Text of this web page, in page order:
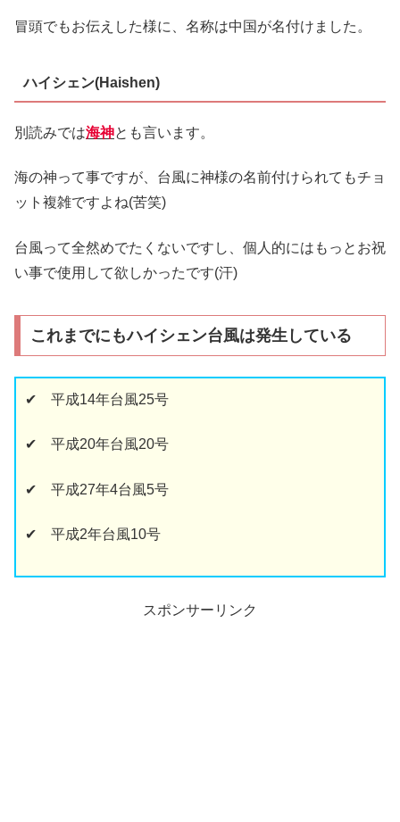
冒頭でもお伝えした様に、名称は中国が名付けました。
ハイシェン(Haishen)
別読みでは海神とも言います。
海の神って事ですが、台風に神様の名前付けられてもチョ
ット複雑ですよね(苦笑)
台風って全然めでたくないですし、個人的にはもっとお祝
い事で使用して欲しかったです(汗)
これまでにもハイシェン台風は発生している
✔ 平成14年台風25号
✔ 平成20年台風20号
✔ 平成27年4台風5号
✔ 平成2年台風10号
スポンサーリンク